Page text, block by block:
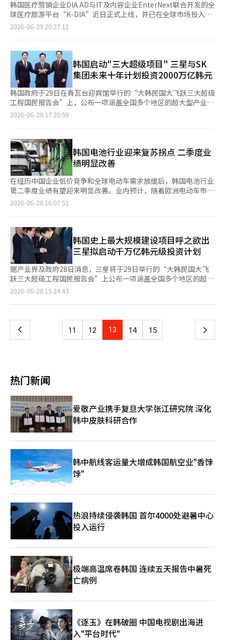
韩国医疗营销企业DIA AD与IT及内容企业EnterNext联合开发的全
球医疗旅游平台“K-DIA”近日正式上线，并已在全球市场投入运
营。 据DIA AD最新消息，“K-DIA”已顺利完成在谷歌和苹果应用
制，便捷获取韩国医疗服务信息。 据了解，“K-DIA”是一款面向
外国患者的全球医疗服务对接平台，主要为有意赴韩接受医疗美
容、整形外科、皮肤科等韩国医疗服务的外国患者，与韩国医疗机
构搭建直
2026-06-29 20:27:12
韩国启动"三大超级项目" 三星与SK
集团未来十年计划投资2000万亿韩元
韩国政府于29日在青瓦台迎宾馆举行的“大韩民国大飞跃三大超级
工程国民报告会”上，公布一项涵盖全国多个地区的超大型产业投
资计划。三星与SK集团未来十年计划投资2000万亿韩元（约合人
民报告会上表示，将把执政第二年的今年打造成为“任何国家都无
法替代的韩国”的新起点，并强调，建设全球领先的尖端产业强国
是当前最核心的国家任务。 李在明提出，将半导体、AI数据中心和
物理人工智能
2026-06-29 17:20:59
韩国电池行业迎来复苏拐点 二季度业
绩明显改善
在经历中国企业低价竞争和全球电动车需求放缓后，韩国电池行业
第二季度业绩有望迎来明显改善。业内预计，随着欧洲电动车市场
持续回暖、储能系统（ESS）需求快速增长以及欧美推动供应链多
二季度预计实现销售额7.41万亿韩元（约353亿元人民币），营业
利润1804亿韩元，较今年第一季度实现扭亏为盈。三星SDI预计实
现销售额3.61万亿韩元，营业亏损890亿韩元，较去年同期及今年
第一季度均明显收窄。SK On亏损也有望进
2026-06-28 16:07:51
韩国史上最大规模建设项目呼之欲出
三星拟启动千万亿韩元级投资计划
据产业界及政府28日消息，三星将于29日举行的“大韩民国大飞
跃三大超级工程国民报告会”上公布一项涵盖全国多个地区的超大
型产业投资计划，总投资规模将达到1000万亿韩元（约合人民币
设、忠清地区先进材料与零部件产业升级、岭南制造业竞争力提升
的“五极三特”（五大超广域经济圈、三大特别自治道）区域均衡
发展战略及“三大超级工程”相呼应。 最受关
2026-06-28 15:24:43
上
页
11 12 13 14 15 下
热门新闻
爱敬产业携手复旦大学张江研究院 深化
韩中皮肤科研合作
韩中航线客运量大增成韩国航空业"香饽
饽"
热浪持续侵袭韩国 首尔4000处避暑中心
投入运行
极端高温席卷韩国 连续五天报告中暑死
亡病例
《逐玉》在韩破圈 中国电视剧出海进
入"平台时代"